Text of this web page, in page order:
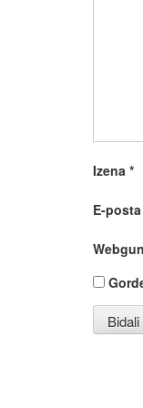
Izena *
E-posta